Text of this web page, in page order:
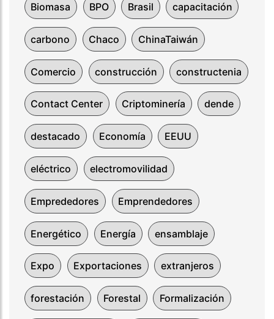
Biomasa BPO Brasil capacitación
carbono Chaco ChinaTaiwán
Comercio construcción constructenia
Contact Center Criptominería dende
destacado Economía EEUU
eléctrico electromovilidad
Emprededores Emprendedores
Energético Energía ensamblaje
Expo Exportaciones extranjeros
forestación Forestal Formalización